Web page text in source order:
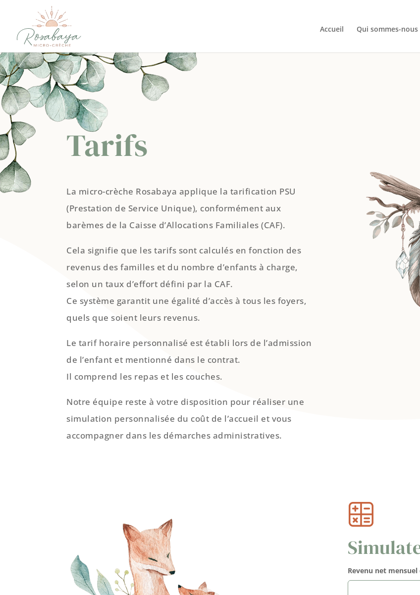
Accueil Qui sommes-nous
Tarifs
La micro-crèche Rosabaya applique la tarification PSU
(Prestation de Service Unique), conformément aux
barèmes de la Caisse d’Allocations Familiales (CAF).
Cela signifie que les tarifs sont calculés en fonction des
revenus des familles et du nombre d’enfants à charge,
selon un taux d’effort défini par la CAF.
Ce système garantit une égalité d’accès à tous les foyers,
quels que soient leurs revenus.
Le tarif horaire personnalisé est établi lors de l’admission
de l’enfant et mentionné dans le contrat.
Il comprend les repas et les couches.
Notre équipe reste à votre disposition pour réaliser une
simulation personnalisée du coût de l’accueil et vous
accompagner dans les démarches administratives.
Simulateur
Revenu net